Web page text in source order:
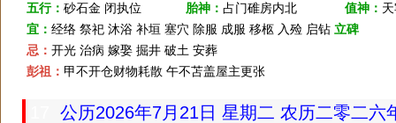
五行： 砂石金 闭执位 胎神： 占门碓房内北 值神：
宜： 经络 祭祀 沐浴 补垣 塞穴 除服 成服 移柩 入殓 启钻 立碑
忌： 开光 治病 嫁娶 掘井 破土 安葬
彭祖： 甲不开仓财物耗散 午不苫盖屋主更张
公历2026年7月21日 星期二 农历二零二